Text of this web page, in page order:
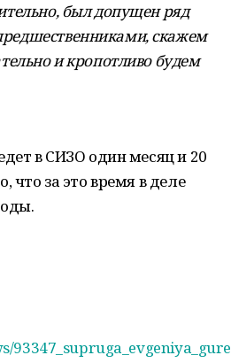
был допущен ряд
скажем
и кропотливо будем
в СИЗО один месяц и 20
что за это время в деле